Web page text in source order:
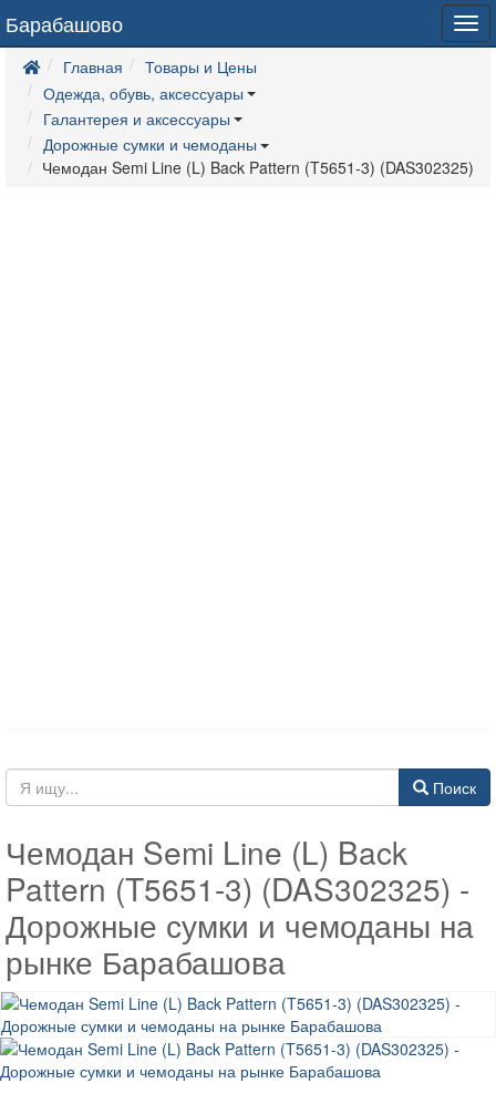
Барабашово
Главная
Товары и Цены
Одежда, обувь, аксессуары
Галантерея и аксессуары
Дорожные сумки и чемоданы
Чемодан Semi Line (L) Back Pattern (T5651-3) (DAS302325)
Поиск
Чемодан Semi Line (L) Back
Pattern (T5651-3) (DAS302325) -
Дорожные сумки и чемоданы на
рынке Барабашова